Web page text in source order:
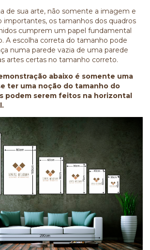
de sua arte, não somente a imagem e
importantes, os tamanhos dos quadros
cumprem um papel fundamental
A escolha correta do tamanho pode
numa parede vazia de uma parede
artes certas no tamanho correto.
abaixo é somente uma
ter uma noção do tamanho do
podem serem feitos na horizontal